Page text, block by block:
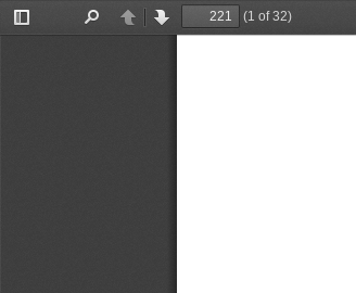
Toggle
PreviousNext
(1 of 32)